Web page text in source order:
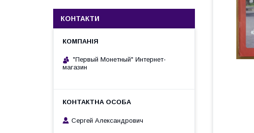
КОНТАКТИ
"Первый Монетный" Интернет-
магазин
Сергей Александрович